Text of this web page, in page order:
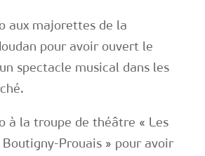
aux majorettes de la
pour avoir ouvert le
spectacle musical dans les
à la troupe de théâtre « Les
Boutigny-Prouais » pour avoir